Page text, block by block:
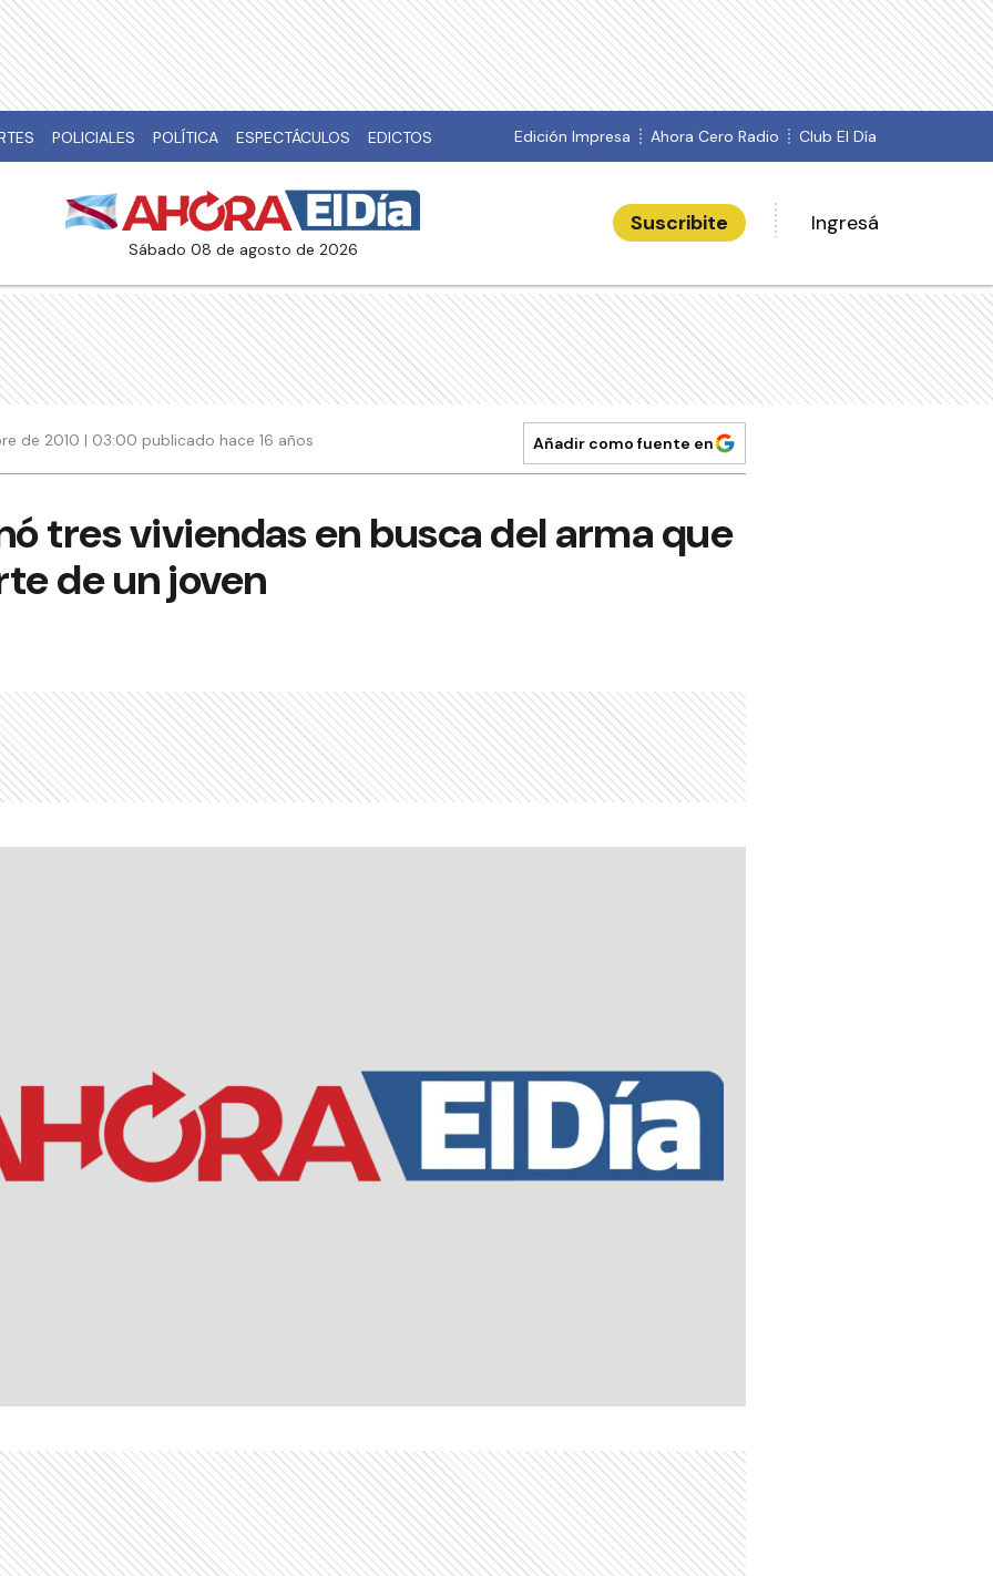
POLICIALES POLÍTICA ESPECTÁCULOS EDICTOS Edición Impresa Ahora Cero Radio Club El Día
sábado 08 de agosto de 2026
Suscribite Ingresá
de 2010 | 03:00 publicado hace 16 años Añadir como fuente en
tres viviendas en busca del arma que
de un joven